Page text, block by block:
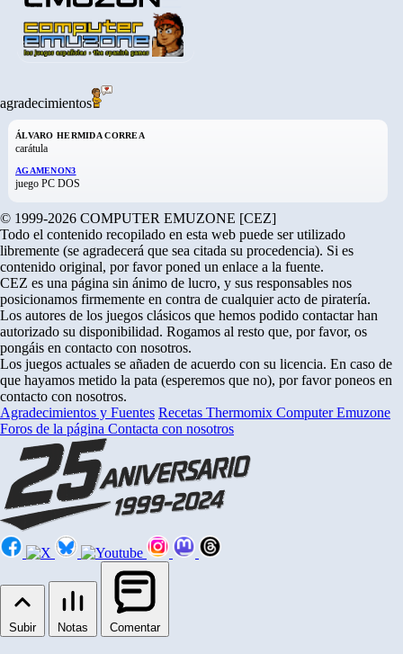
agradecimientos
ÁLVARO HERMIDA CORREA
carátula
AGAMENON3
juego PC DOS
© 1999-2026 COMPUTER EMUZONE [CEZ]
Todo el contenido recopilado en esta web puede ser utilizado
libremente (se agradecerá que sea citada su procedencia). Si es
contenido original, por favor poned un enlace a la fuente.
CEZ es una página sin ánimo de lucro, y sus responsables nos
posicionamos firmemente en contra de cualquier acto de piratería.
Los autores de los juegos clásicos que hemos podido contactar han
autorizado su disponibilidad. Rogamos al resto que, por favor, os
pongáis en contacto con nosotros.
Los juegos actuales se añaden de acuerdo con su licencia. En caso de
que hayamos metido la pata (esperemos que no), por favor poneos en
contacto con nosotros.
Agradecimientos y Fuentes Recetas Thermomix Computer Emuzone
Foros de la página Contacta con nosotros
Subir Notas Comentar